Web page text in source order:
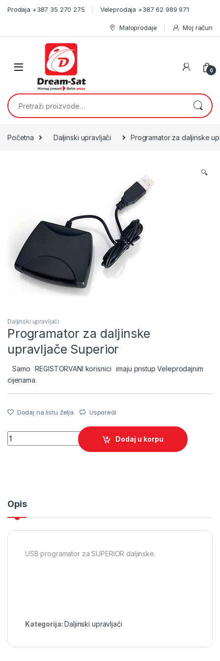
Prodaja +387 35 270 275 Veleprodaja +387 62 989 971
Maloprodaje Moj račun
0
Pretraži:
Početna Daljinski upravljači Programator za daljinske
🔍
Daljinski upravljači
Programator za daljinske
upravljače Superior
Samo REGISTORVANI korisnici
imaju pristup Veleprodajnim
cijenama.
Dodaj na listu želja Usporedi
Quantity
Dodaj u korpu
Opis
USB programator za SUPERIOR daljinske.
Kategorija:Daljinski upravljači